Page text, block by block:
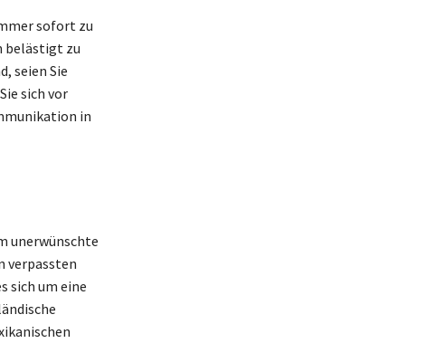
sofort zu
belästigt zu
seien Sie
sich vor
in
unerwünschte
verpassten
sich um eine